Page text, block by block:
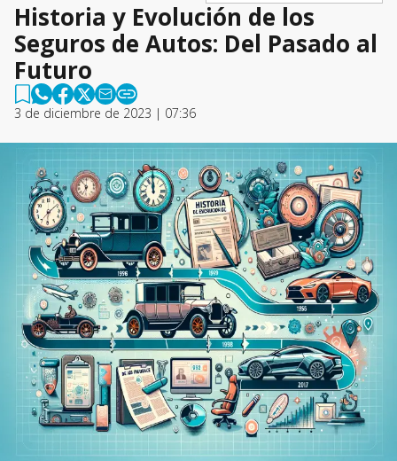
Historia y Evolución de los
Seguros de Autos: Del Pasado al
Futuro
3 de diciembre de 2023 | 07:36